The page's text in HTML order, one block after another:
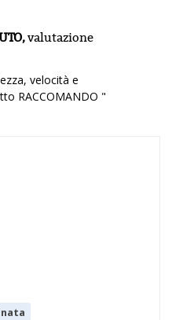
valutazione
velocità e
RACCOMANDO "